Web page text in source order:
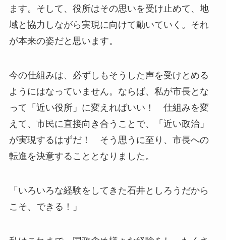
ます。そして、役所はその思いを受け止めて、地
域と協力しながら実現に向けて動いていく。それ
が本来の姿だと思います。
今の仕組みは、必ずしもそうした声を受けとめる
ようにはなっていません。ならば、私が市長とな
って「近い役所」に変えればいい！ 仕組みを変
えて、市民に直接向き合うことで、「近い政治」
が実現するはずだ！ そう思うに至り、市長への
転進を決意することとなりました。
「いろいろな経験をしてきた石井としろうだから
こそ、できる！」